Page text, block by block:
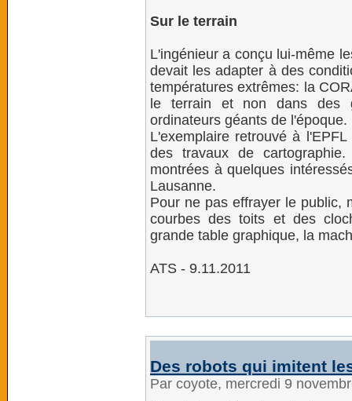
Sur le terrain
L'ingénieur a conçu lui-même
devait les adapter à des
températures extrêmes: la
le terrain et non dans des
ordinateurs géants de l'époque.
L'exemplaire retrouvé à
des travaux de
montrées à quelques
Lausanne.
Pour ne pas effrayer le public,
courbes des toits et des
grande table graphique, la
ATS - 9.11.2011
Des robots qui imitent
Par coyote, mercredi 9